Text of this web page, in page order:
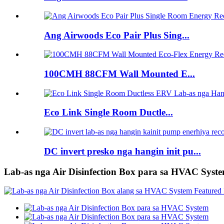
Ang Airwoods Eco Pair Plus Sing...
100CMH 88CFM Wall Mounted E...
Eco Link Single Room Ductle...
DC invert presko nga hangin init pu...
Lab-as nga Air Disinfection Box para sa HVAC